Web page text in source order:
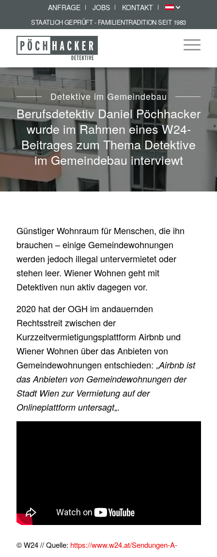
ANFRAGE JOBS KONTAKT
STAATLICH GEPRÜFT - FAMILIENTRADITION SEIT 1983
Detektive im Gemeindebau
Berufsdetektiv Daniel Pöchhacker
wurde im Rahmen eines W24-
Beitrages zum Thema Detektive
im Gemeindebau interviewt
Günstiger Wohnraum für Menschen, die ihn
brauchen – einige Gemeindewohnungen
werden jedoch illegal untervermietet oder
stehen leer. Wiener Wohnen geht mit
Detektiven nun aktiv dagegen vor.
2020 hat der OGH im andauernden
Rechtsstreit zwischen der
Kurzzeitvermietigungsplattform Airbnb und
Wiener Wohnen über das Anbieten von
Gemeindewohnungen entschieden: „Airbnb ist
das Anbieten von Gemeindewohnungen der
Stadt Wien zur Vermietung auf der
Onlineplattform untersagt„.
© W24 // Quelle: https://www.w24.at/Sendungen-A-